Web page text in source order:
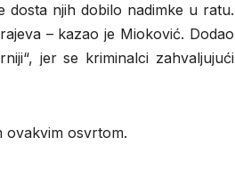
dosta njih dobilo nadimke u ratu.
– kazao je Mioković. Dodao
jer se kriminalci zahvaljujući
ovakvim osvrtom.